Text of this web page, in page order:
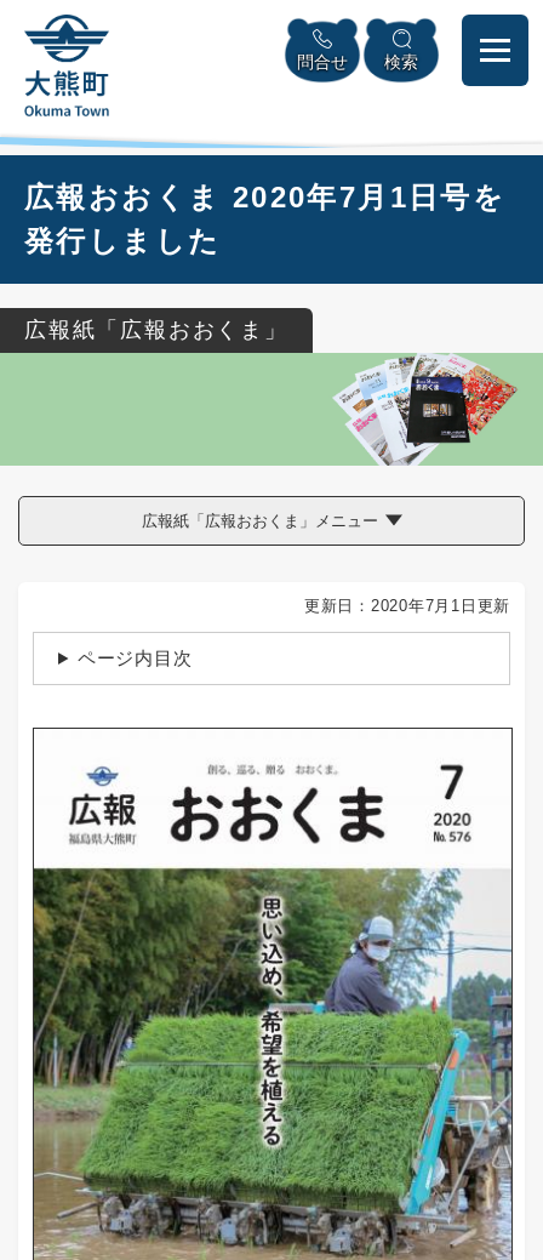
頭
メニューを飛ばして本文へ
問合せ 検索
広報おおくま 2020年7月1日号を
発行しました
広報紙「広報おおくま」
広報紙「広報おおくま」メニュー
更新日：2020年7月1日更新
ページ内目次